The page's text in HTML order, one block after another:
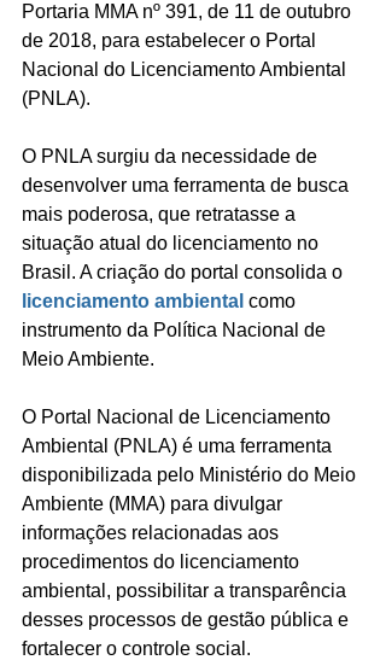
Portaria MMA nº 391, de 11 de outubro
de 2018, para estabelecer o Portal
Nacional do Licenciamento Ambiental
(PNLA).
O PNLA surgiu da necessidade de
desenvolver uma ferramenta de busca
mais poderosa, que retratasse a
situação atual do licenciamento no
Brasil. A criação do portal consolida o
licenciamento ambiental como
instrumento da Política Nacional de
Meio Ambiente.
O Portal Nacional de Licenciamento
Ambiental (PNLA) é uma ferramenta
disponibilizada pelo Ministério do Meio
Ambiente (MMA) para divulgar
informações relacionadas aos
procedimentos do licenciamento
ambiental, possibilitar a transparência
desses processos de gestão pública e
fortalecer o controle social.